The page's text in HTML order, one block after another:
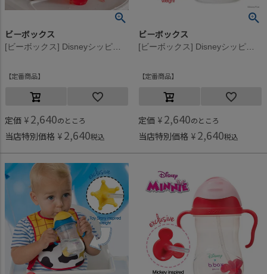
ビーボックス
[ビーボックス] Disneyシッピーカップ LightningMcQueen
定番商品
定価 ¥ 2,640のところ
当店特別価格 ¥ 2,640税込
ビーボックス
[ビーボックス] Disneyシッピーカップ Buzz
定番商品
定価 ¥ 2,640のところ
当店特別価格 ¥ 2,640税込